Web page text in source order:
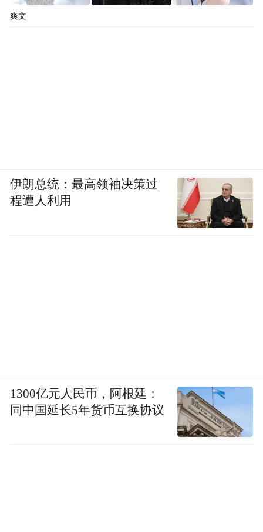
爽文
伊朗总统：最高领袖决策过
程遭人利用
1300亿元人民币，阿根廷：
同中国延长5年货币互换协议